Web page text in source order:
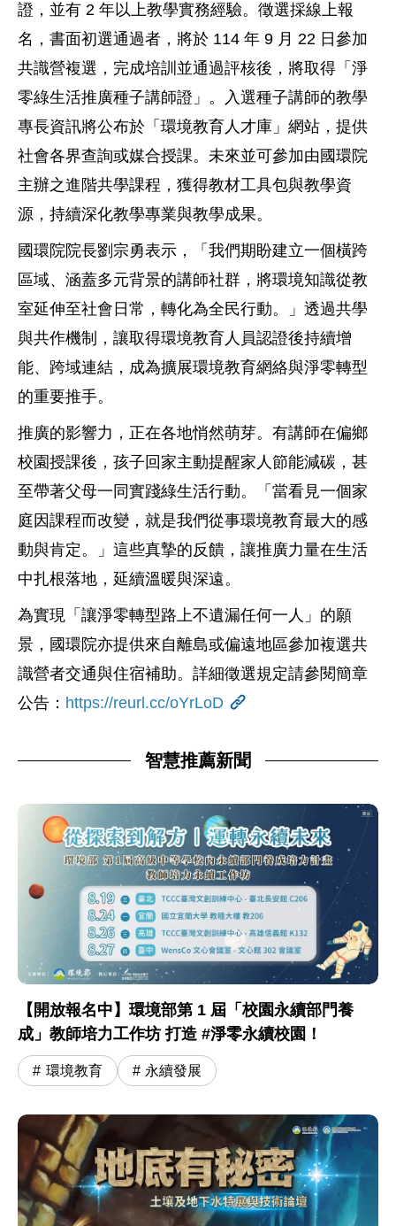
證，並有 2 年以上教學實務經驗。徵選採線上報
名，書面初選通過者，將於 114 年 9 月 22 日參加
共識營複選，完成培訓並通過評核後，將取得「淨
零綠生活推廣種子講師證」。入選種子講師的教學
專長資訊將公布於「環境教育人才庫」網站，提供
社會各界查詢或媒合授課。未來並可參加由國環院
主辦之進階共學課程，獲得教材工具包與教學資
源，持續深化教學專業與教學成果。
國環院院長劉宗勇表示，「我們期盼建立一個橫跨
區域、涵蓋多元背景的講師社群，將環境知識從教
室延伸至社會日常，轉化為全民行動。」透過共學
與共作機制，讓取得環境教育人員認證後持續增
能、跨域連結，成為擴展環境教育網絡與淨零轉型
的重要推手。
推廣的影響力，正在各地悄然萌芽。有講師在偏鄉
校園授課後，孩子回家主動提醒家人節能減碳，甚
至帶著父母一同實踐綠生活行動。「當看見一個家
庭因課程而改變，就是我們從事環境教育最大的感
動與肯定。」這些真摯的反饋，讓推廣力量在生活
中扎根落地，延續溫暖與深遠。
為實現「讓淨零轉型路上不遺漏任何一人」的願
景，國環院亦提供來自離島或偏遠地區參加複選共
識營者交通與住宿補助。詳細徵選規定請參閱簡章
公告： https://reurl.cc/oYrLoD
智慧推薦新聞
【開放報名中】環境部第 1 屆「校園永續部門養
成」教師培力工作坊 打造 #淨零永續校園！
環境教育 永續發展